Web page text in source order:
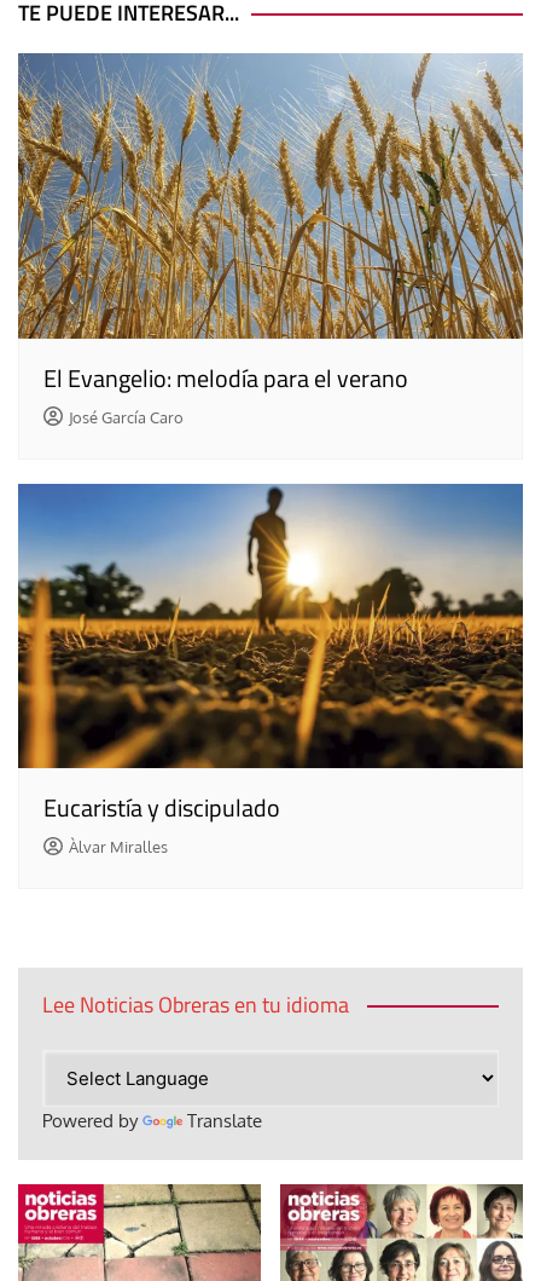
entradas
TE PUEDE INTERESAR...
El Evangelio: melodía para el verano
José García Caro
Eucaristía y discipulado
Àlvar Miralles
Lee Noticias Obreras en tu idioma
Powered by Translate